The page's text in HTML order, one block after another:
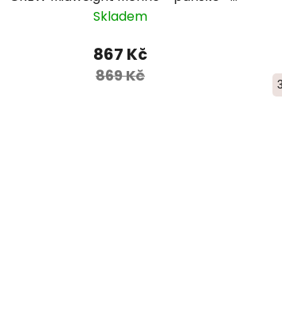
červené/modré/žluté
Skladem
867 Kč
869 Kč